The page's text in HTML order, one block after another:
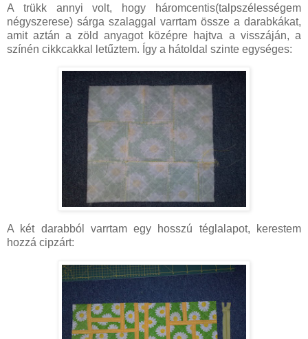
A trükk annyi volt, hogy háromcentis(talpszélességem
négyszerese) sárga szalaggal varrtam össze a darabkákat,
amit aztán a zöld anyagot középre hajtva a visszáján, a
színén cikkcakkal letűztem. Így a hátoldal szinte egységes:
A két darabból varrtam egy hosszú téglalapot, kerestem
hozzá cipzárt: